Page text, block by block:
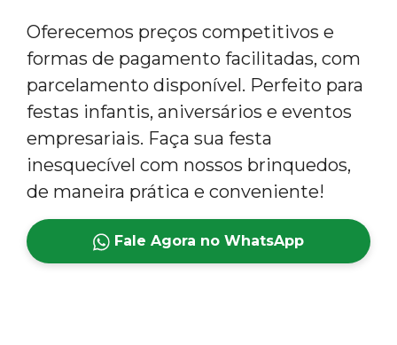
Oferecemos preços competitivos e
formas de pagamento facilitadas, com
parcelamento disponível. Perfeito para
festas infantis, aniversários e eventos
empresariais. Faça sua festa
inesquecível com nossos brinquedos,
de maneira prática e conveniente!
Fale Agora no WhatsApp